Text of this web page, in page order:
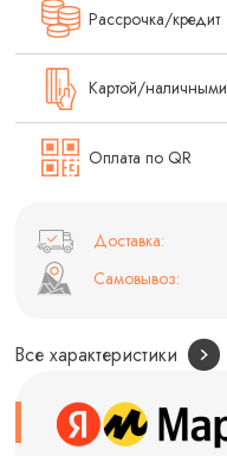
Рассрочка/кредит
Картой/наличными
Оплата по QR
Доставка:
Самовывоз:
Все характеристики